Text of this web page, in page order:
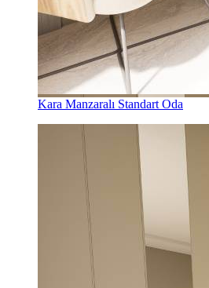
Kara Manzaralı Standart Oda